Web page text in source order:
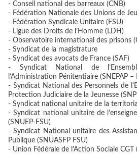
- Conseil national des barreaux (CNB)
- Fédération Nationale des Unions de
- Fédération Syndicale Unitaire (FSU)
- Ligue des Droits de l’Homme (LDH)
- Observatoire international des prisons
- Syndicat de la magistrature
- Syndicat des avocats de France (SAF)
- Syndicat National de
l’Administration Pénitentiaire (SNEPAP –
- Syndicat National des Personnels de
Protection Judiciaire de la Jeunesse
- Syndicat national unitaire de la
- Syndicat national unitaire de
(SNUEP-FSU)
- Syndicat National unitaire des
Publique (SNUASFP FSU)
- Union Fédérale de l'Action Sociale CGT